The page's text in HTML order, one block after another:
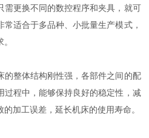
需更换不同的数控程序和夹具，就可
适合于多品种、小批量生产模式，
整体结构刚性强，各部件之间的配
过程中，能够保持良好的稳定性，减
加工误差，延长机床的使用寿命。